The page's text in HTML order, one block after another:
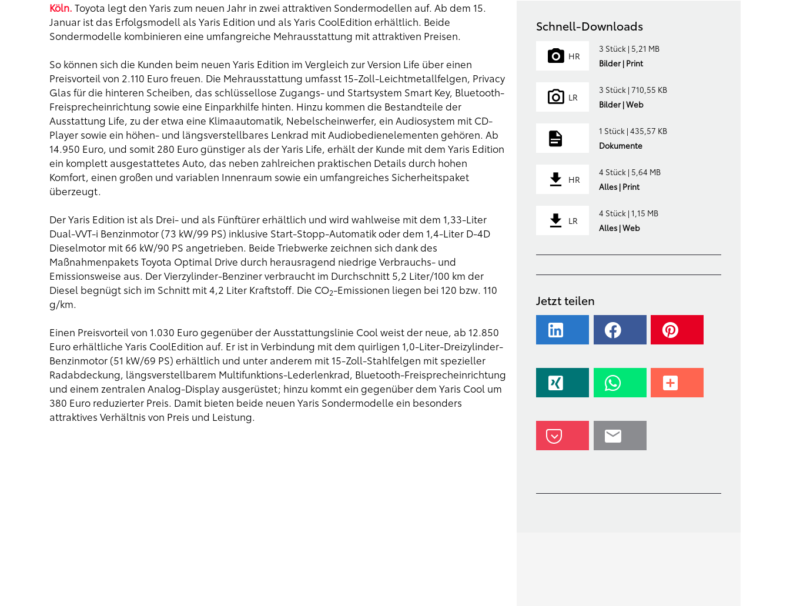
Köln. Toyota legt den Yaris zum neuen Jahr in zwei attraktiven Sondermodellen auf. Ab dem 15.
Januar ist das Erfolgsmodell als Yaris Edition und als Yaris CoolEdition erhältlich. Beide
Sondermodelle kombinieren eine umfangreiche Mehrausstattung mit attraktiven Preisen.
So können sich die Kunden beim neuen Yaris Edition im Vergleich zur Version Life über einen
Preisvorteil von 2.110 Euro freuen. Die Mehrausstattung umfasst 15-Zoll-Leichtmetallfelgen, Privacy
Glas für die hinteren Scheiben, das schlüssellose Zugangs- und Startsystem Smart Key, Bluetooth-
Freisprecheinrichtung sowie eine Einparkhilfe hinten. Hinzu kommen die Bestandteile der
Ausstattung Life, zu der etwa eine Klimaautomatik, Nebelscheinwerfer, ein Audiosystem mit CD-
Player sowie ein höhen- und längsverstellbares Lenkrad mit Audiobedienelementen gehören. Ab
14.950 Euro, und somit 280 Euro günstiger als der Yaris Life, erhält der Kunde mit dem Yaris Edition
ein komplett ausgestattetes Auto, das neben zahlreichen praktischen Details durch hohen
Komfort, einen großen und variablen Innenraum sowie ein umfangreiches Sicherheitspaket
überzeugt.
Der Yaris Edition ist als Drei- und als Fünftürer erhältlich und wird wahlweise mit dem 1,33-Liter
Dual-VVT-i Benzinmotor (73 kW/99 PS) inklusive Start-Stopp-Automatik oder dem 1,4-Liter D-4D
Dieselmotor mit 66 kW/90 PS angetrieben. Beide Triebwerke zeichnen sich dank des
Maßnahmenpakets Toyota Optimal Drive durch herausragend niedrige Verbrauchs- und
Emissionsweise aus. Der Vierzylinder-Benziner verbraucht im Durchschnitt 5,2 Liter/100 km der
Diesel begnügt sich im Schnitt mit 4,2 Liter Kraftstoff. Die CO2-Emissionen liegen bei 120 bzw. 110
g/km.
Einen Preisvorteil von 1.030 Euro gegenüber der Ausstattungslinie Cool weist der neue, ab 12.850
Euro erhältliche Yaris CoolEdition auf. Er ist in Verbindung mit dem quirligen 1,0-Liter-Dreizylinder-
Benzinmotor (51 kW/69 PS) erhältlich und unter anderem mit 15-Zoll-Stahlfelgen mit spezieller
Radabdeckung, längsverstellbarem Multifunktions-Lederlenkrad, Bluetooth-Freisprecheinrichtung
und einem zentralen Analog-Display ausgerüstet; hinzu kommt ein gegenüber dem Yaris Cool um
380 Euro reduzierter Preis. Damit bieten beide neuen Yaris Sondermodelle ein besonders
attraktives Verhältnis von Preis und Leistung.
Schnell-Downloads
HR
3 Stück | 5,21 MB
Bilder | Print
LR
3 Stück | 710,55 KB
Bilder | Web
1 Stück | 435,57 KB
Dokumente
HR
4 Stück | 5,64 MB
Alles | Print
LR
4 Stück | 1,15 MB
Alles | Web
Jetzt teilen